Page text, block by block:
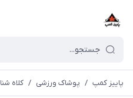
پاییز کمپ / پوشاک ورزشی / کلاه شنا